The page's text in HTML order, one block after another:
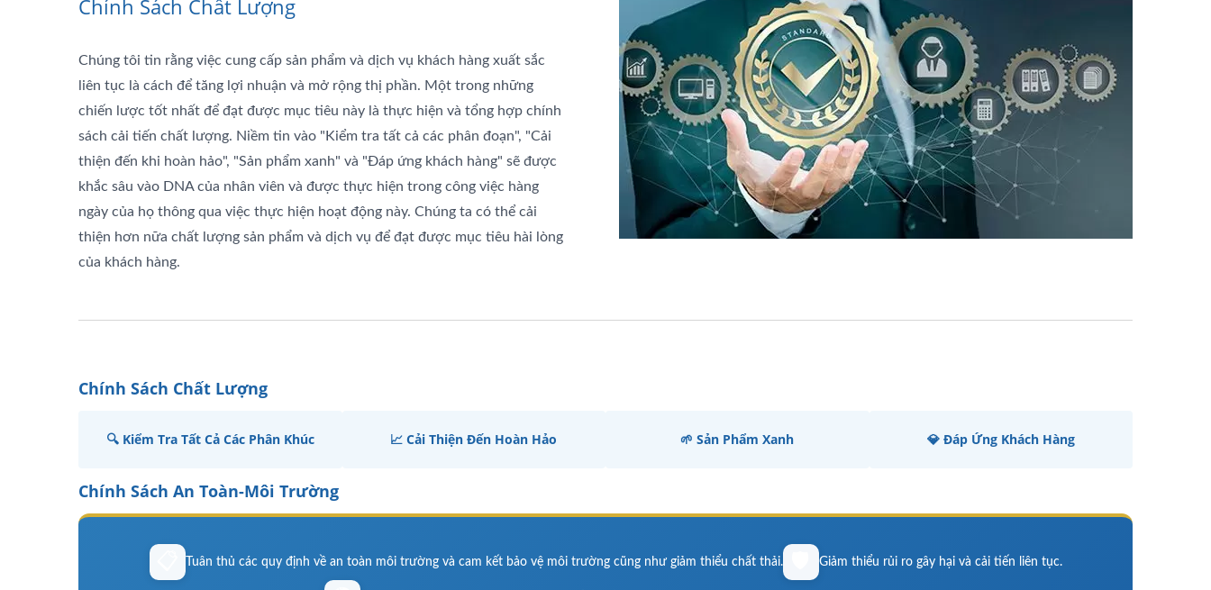
Chính Sách Chất Lượng
Chúng tôi tin rằng việc cung cấp sản phẩm và dịch vụ khách hàng xuất sắc
liên tục là cách để tăng lợi nhuận và mở rộng thị phần. Một trong những
chiến lược tốt nhất để đạt được mục tiêu này là thực hiện và tổng hợp chính
sách cải tiến chất lượng. Niềm tin vào "Kiểm tra tất cả các phân đoạn", "Cải
thiện đến khi hoàn hảo", "Sản phẩm xanh" và "Đáp ứng khách hàng" sẽ được
khắc sâu vào DNA của nhân viên và được thực hiện trong công việc hàng
ngày của họ thông qua việc thực hiện hoạt động này. Chúng ta có thể cải
thiện hơn nữa chất lượng sản phẩm và dịch vụ để đạt được mục tiêu hài lòng
của khách hàng.
Chính Sách Chất Lượng
🔍 Kiểm Tra Tất Cả Các Phân Khúc 📈 Cải Thiện Đến Hoàn Hảo 🌱 Sản Phẩm Xanh 💎 Đáp Ứng Khách Hàng
Chính Sách An Toàn-Môi Trường
Tuân thủ các quy định về an toàn môi trường và cam kết bảo vệ môi trường cũng như giảm thiểu chất thải. Giảm thiểu rủi ro gây hại và cải tiến liên tục.